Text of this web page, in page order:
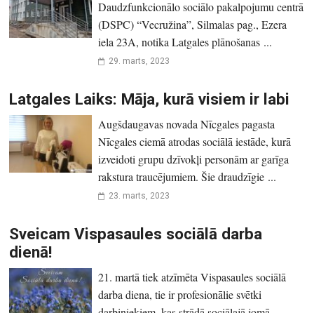
Daudzfunkcionālo sociālo pakalpojumu centrā
(DSPC) “Vecružina”, Silmalas pag., Ezera
iela 23A, notika Latgales plānošanas ...
29. marts, 2023
Latgales Laiks: Māja, kurā visiem ir labi
Augšdaugavas novada Nīcgales pagasta
Nīcgales ciemā atrodas sociālā iestāde, kurā
izveidoti grupu dzīvokļi personām ar garīga
rakstura traucējumiem. Šie draudzīgie ...
23. marts, 2023
Sveicam Vispasaules sociālā darba
dienā!
21. martā tiek atzīmēta Vispasaules sociālā
darba diena, tie ir profesionālie svētki